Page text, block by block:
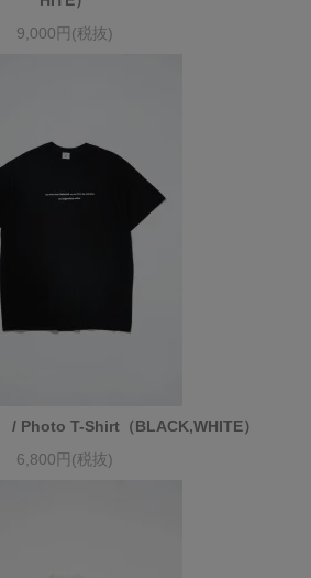
9,000円(税抜)
/ Photo T-Shirt（BLACK,WHITE）
6,800円(税抜)